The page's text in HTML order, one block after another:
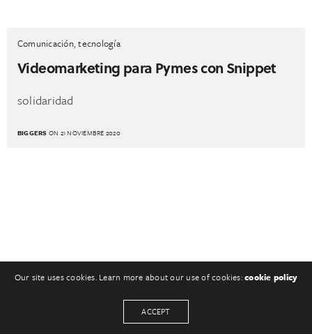
Comunicación,tecnología
Videomarketing para Pymes con Snippet
solidaridad
BIGGERS ON 21 NOVIEMBRE 2020
Our site uses cookies. Learn more about our use of cookies:cookie policy
ACCEPT